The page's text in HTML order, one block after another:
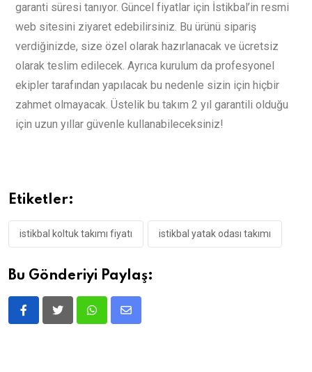
garanti süresi tanıyor. Güncel fiyatlar için İstikbal’in resmi
web sitesini ziyaret edebilirsiniz. Bu ürünü sipariş
verdiğinizde, size özel olarak hazırlanacak ve ücretsiz
olarak teslim edilecek. Ayrıca kurulum da profesyonel
ekipler tarafından yapılacak bu nedenle sizin için hiçbir
zahmet olmayacak. Üstelik bu takım 2 yıl garantili olduğu
için uzun yıllar güvenle kullanabileceksiniz!
Etiketler:
istikbal koltuk takımı fiyatı istikbal yatak odası takımı
Bu Gönderiyi Paylaş: